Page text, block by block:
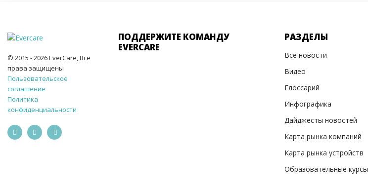
© 2015 - 2026 EverCare, Все
права защищены
Пользовательское
соглашение
Политика
конфиденциальности
ПОДДЕРЖИТЕ КОМАНДУ
EVERCARE
РАЗДЕЛЫ
Все новости
Видео
Глоссарий
Инфографика
Дайджесты новостей
Карта рынка компаний
Карта рынка устройств
Образовательные курсы